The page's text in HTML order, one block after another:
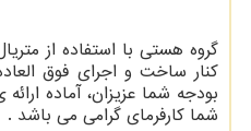
گروه هستی با استفاده از
کنار ساخت و اجرای فوق
بودجه شما عزیزان، آماده
شما کارفرمای گرامی می باشد .